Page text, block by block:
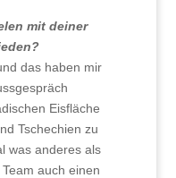
mit deiner
das haben mir
Eisfläche
Tschechien zu
was anderes als
auch einen